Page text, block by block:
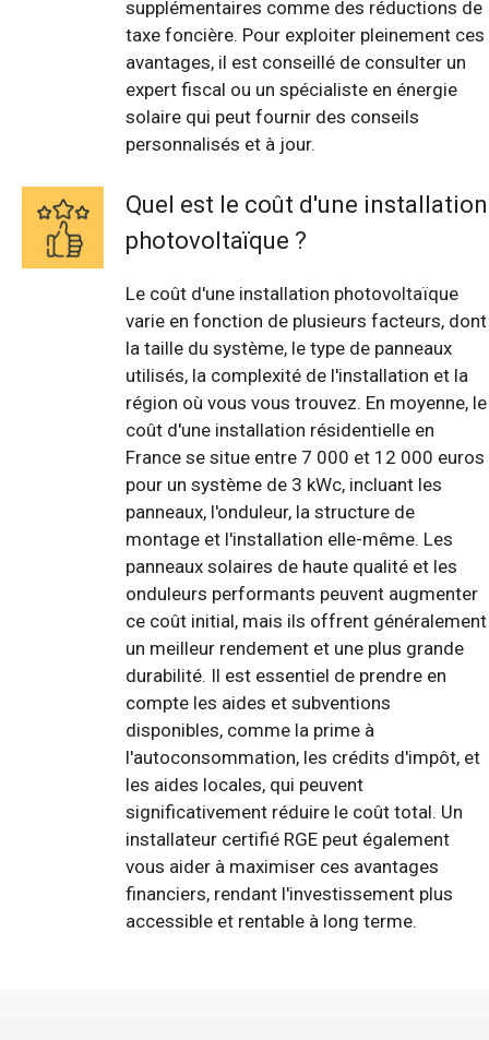
supplémentaires comme des réductions de
taxe foncière. Pour exploiter pleinement ces
avantages, il est conseillé de consulter un
expert fiscal ou un spécialiste en énergie
solaire qui peut fournir des conseils
personnalisés et à jour.
Quel est le coût d'une installation
photovoltaïque ?
Le coût d'une installation photovoltaïque
varie en fonction de plusieurs facteurs, dont
la taille du système, le type de panneaux
utilisés, la complexité de l'installation et la
région où vous vous trouvez. En moyenne, le
coût d'une installation résidentielle en
France se situe entre 7 000 et 12 000 euros
pour un système de 3 kWc, incluant les
panneaux, l'onduleur, la structure de
montage et l'installation elle-même. Les
panneaux solaires de haute qualité et les
onduleurs performants peuvent augmenter
ce coût initial, mais ils offrent généralement
un meilleur rendement et une plus grande
durabilité. Il est essentiel de prendre en
compte les aides et subventions
disponibles, comme la prime à
l'autoconsommation, les crédits d'impôt, et
les aides locales, qui peuvent
significativement réduire le coût total. Un
installateur certifié RGE peut également
vous aider à maximiser ces avantages
financiers, rendant l'investissement plus
accessible et rentable à long terme.